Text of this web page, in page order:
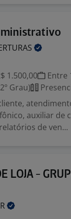
1.500,00
Entre
Grau)
auxiliar de
de ven...
LOJA -